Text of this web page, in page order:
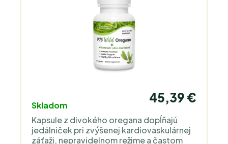
Skladom
45,39 €
Kapsule z divokého oregana dopĺňajú
jedálniček pri zvýšenej kardiovaskulárnej
záťaži, nepravidelnom režime a častom